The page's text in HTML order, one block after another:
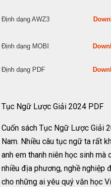
Định dạng AWZ3
Định dạng MOBI
Định dạng PDF
Tục Ngữ Lược Giải 2024 PDF
Cuốn sách Tục Ngữ Lược Giải
Nam. Nhiều câu tục ngữ ta rất
anh em thanh niên học sinh
nhiều địa phương, nghề
cho những ai yêu quý văn học